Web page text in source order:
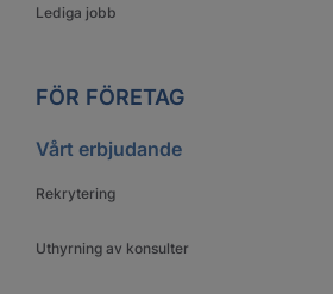
Lediga jobb
FÖR FÖRETAG
Vårt erbjudande
Rekrytering
Uthyrning av konsulter